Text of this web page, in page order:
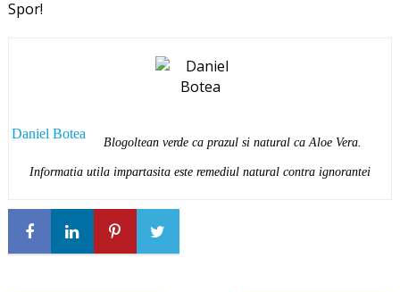
Spor!
Daniel Botea
Blogoltean verde ca prazul si natural ca Aloe Vera.
Informatia utila impartasita este remediul natural contra ignorantei